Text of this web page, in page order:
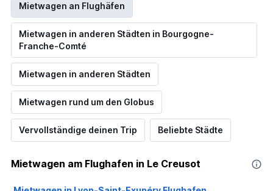
Mietwagen an Flughäfen
Mietwagen in anderen Städten in Bourgogne-
Franche-Comté
Mietwagen in anderen Städten
Mietwagen rund um den Globus
Vervollständige deinen Trip Beliebte Städte
Mietwagen am Flughafen in Le Creusot